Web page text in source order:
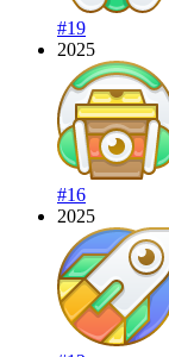
#19
2025
#16
2025